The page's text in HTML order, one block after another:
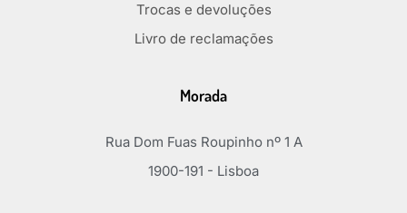
Trocas e devoluções
Livro de reclamações
Morada
Rua Dom Fuas Roupinho nº 1 A
1900-191 - Lisboa